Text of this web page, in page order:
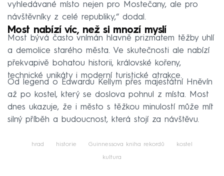
vyhledávané místo nejen pro Mostečany, ale pro
návštěvníky z celé republiky,“ dodal.
Most nabízí víc, než si mnozí myslí
Most bývá často vnímán hlavně prizmatem těžby uhlí
a demolice starého města. Ve skutečnosti ale nabízí
překvapivě bohatou historii, královské kořeny,
technické unikáty i moderní turistické atrakce.
Od legend o Edwardu Kellym přes majestátní Hněvín
až po kostel, který se doslova pohnul z místa. Most
dnes ukazuje, že i město s těžkou minulostí může mít
silný příběh a budoucnost, která stojí za návštěvu.
hrad historie Guinnessova kniha rekordů kostel
kultura